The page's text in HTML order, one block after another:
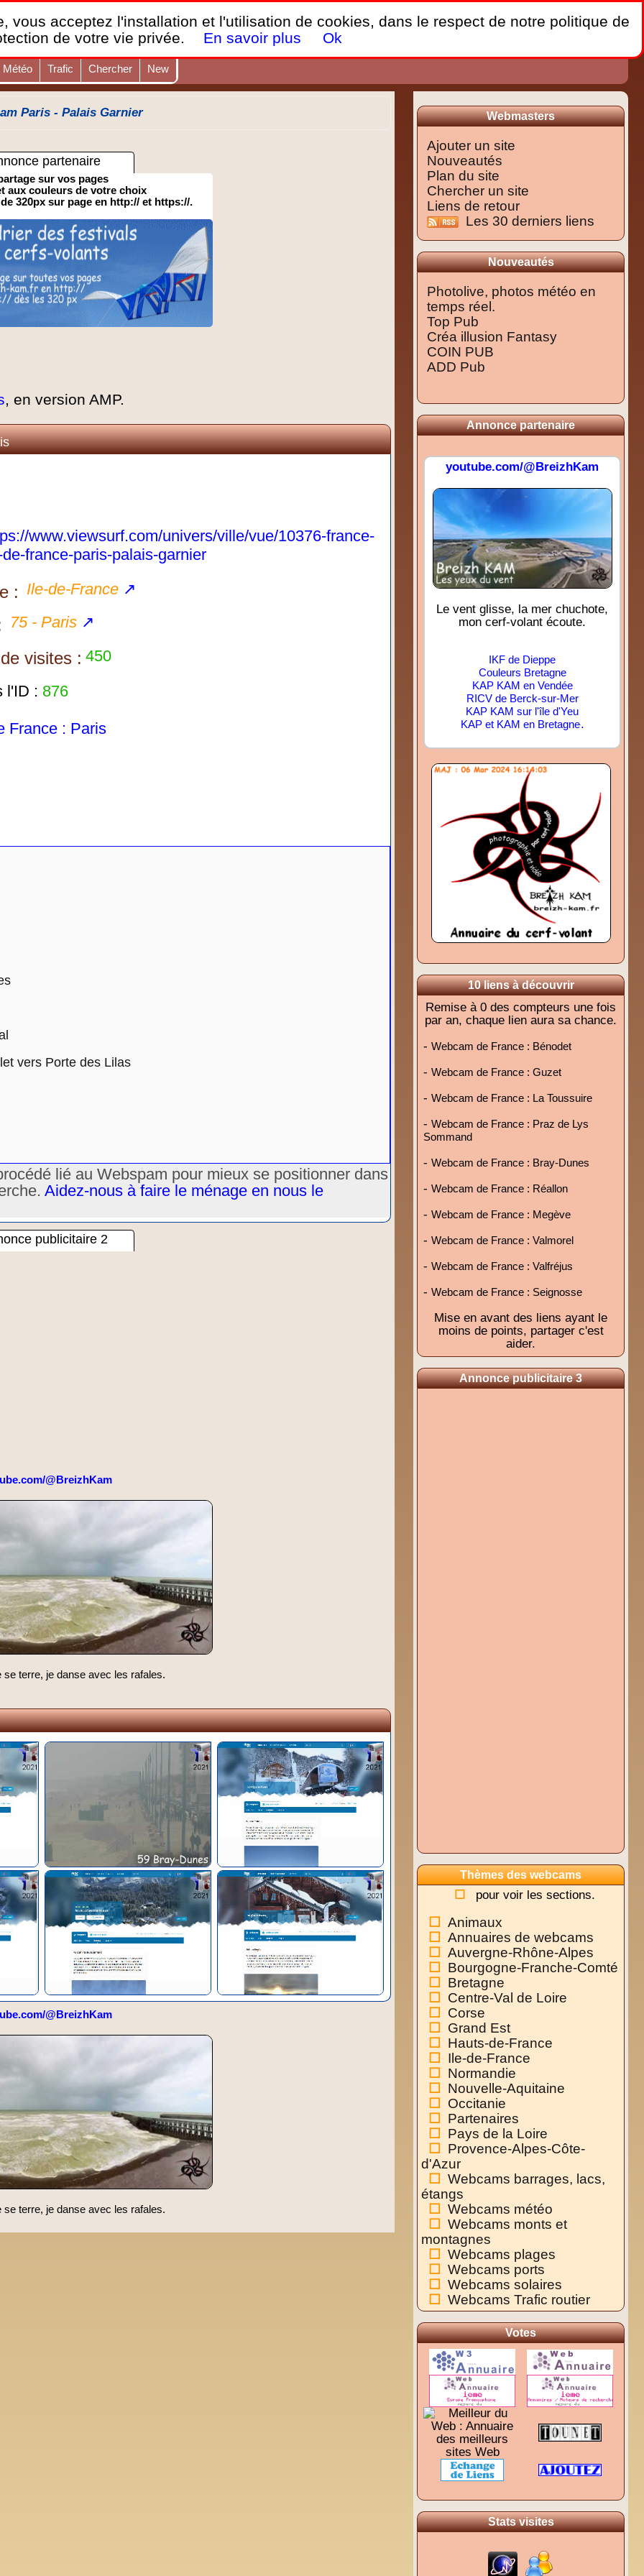
France Webcams,
Les webcams sur mobiles, portables et PC.
Météo Trafic Chercher New
Paris - Palais Garnier
partenaire
sur vos pages
aux couleurs de votre choix
320px sur page en http:// et https://.
, en version AMP.
www.viewsurf.com/univers/ville/vue/10376-france-
france-paris-palais-garnier
: Ile-de-France ↗
75 - Paris ↗
visites : 450
l'ID : 876
France : Paris
vers Porte des Lilas
lié au Webspam pour mieux se positionner dans
Aidez-nous à faire le ménage en nous le
publicitaire 2
@BreizhKam
se terre, je danse avec les rafales.
@BreizhKam
se terre, je danse avec les rafales.
Webmasters
Ajouter un site
Nouveautés
Plan du site
Chercher un site
Liens de retour
Les 30 derniers liens
Nouveautés
Photolive, photos météo en
temps réel.
Top Pub
Créa illusion Fantasy
COIN PUB
ADD Pub
Annonce partenaire
youtube.com/@BreizhKam
Le vent glisse, la mer chuchote,
mon cerf-volant écoute.
IKF de Dieppe
Couleurs Bretagne
KAP KAM en Vendée
RICV de Berck-sur-Mer
KAP KAM sur l'île d'Yeu
KAP et KAM en Bretagne.
10 liens à découvrir
Remise à 0 des compteurs une fois
par an, chaque lien aura sa chance.
- Webcam de France : Bénodet
- Webcam de France : Guzet
- Webcam de France : La Toussuire
- Webcam de France : Praz de Lys
Sommand
- Webcam de France : Bray-Dunes
- Webcam de France : Réallon
- Webcam de France : Megève
- Webcam de France : Valmorel
- Webcam de France : Valfréjus
- Webcam de France : Seignosse
Mise en avant des liens ayant le
moins de points, partager c'est
aider.
Annonce publicitaire 3
Thèmes des webcams
pour voir les sections.
Animaux
Annuaires de webcams
Auvergne-Rhône-Alpes
Bourgogne-Franche-Comté
Bretagne
Centre-Val de Loire
Corse
Grand Est
Hauts-de-France
Ile-de-France
Normandie
Nouvelle-Aquitaine
Occitanie
Partenaires
Pays de la Loire
Provence-Alpes-Côte-
d'Azur
Webcams barrages, lacs,
étangs
Webcams météo
Webcams monts et
montagnes
Webcams plages
Webcams ports
Webcams solaires
Webcams Trafic routier
Votes
Stats visites
vous acceptez l'installation et l'utilisation de cookies, dans le respect de notre politique de
de votre vie privée.
En savoir plus Ok